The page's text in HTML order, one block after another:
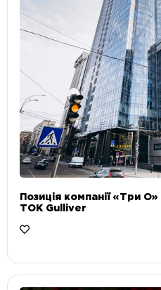
Позиція компанії «Три
ТОК Gulliver